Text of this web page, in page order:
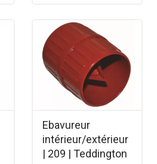
Ebavureur
intérieur/extérieur
| 209 | Teddington